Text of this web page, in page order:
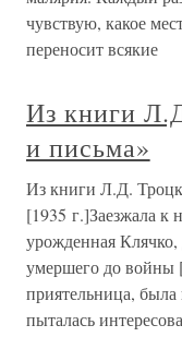
чувствую, какое
переносит всякие
Из книги
и письма»
Из книги Л.Д.
[1935 г.]Заезжала
урожденная Клячко,
умершего до войны
приятельница,
пыталась